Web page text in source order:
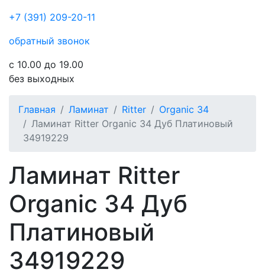
+7 (391) 209-20-11
обратный звонок
с 10.00 до 19.00
без выходных
Главная Ламинат Ritter
Organic 34
Ламинат Ritter Organic 34 Дуб Платиновый
34919229
Ламинат Ritter
Organic 34 Дуб
Платиновый
34919229